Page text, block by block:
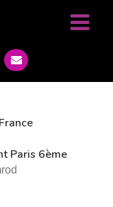
Paris 6ème